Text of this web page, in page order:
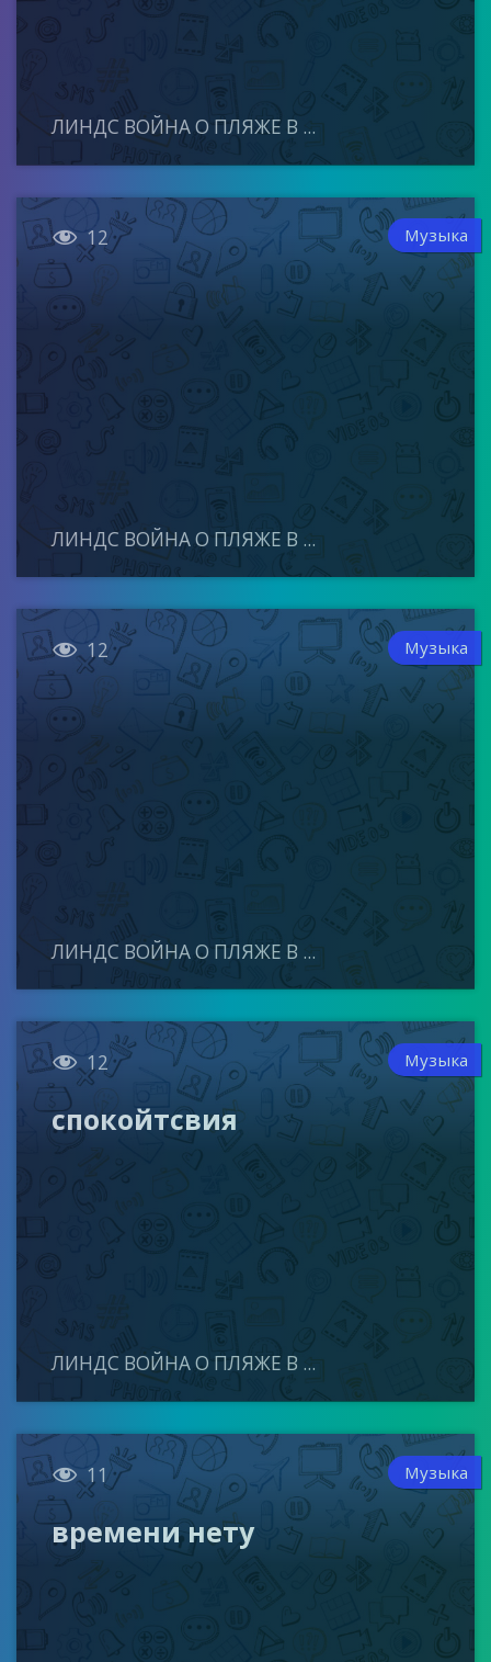
ЛИНДС ВОЙНА О ПЛЯЖЕ В ...
 12 Музыка
ЛИНДС ВОЙНА О ПЛЯЖЕ В ...
 12 Музыка
ЛИНДС ВОЙНА О ПЛЯЖЕ В ...
 12 Музыка
спокойтсвия
ЛИНДС ВОЙНА О ПЛЯЖЕ В ...
 11 Музыка
времени нету